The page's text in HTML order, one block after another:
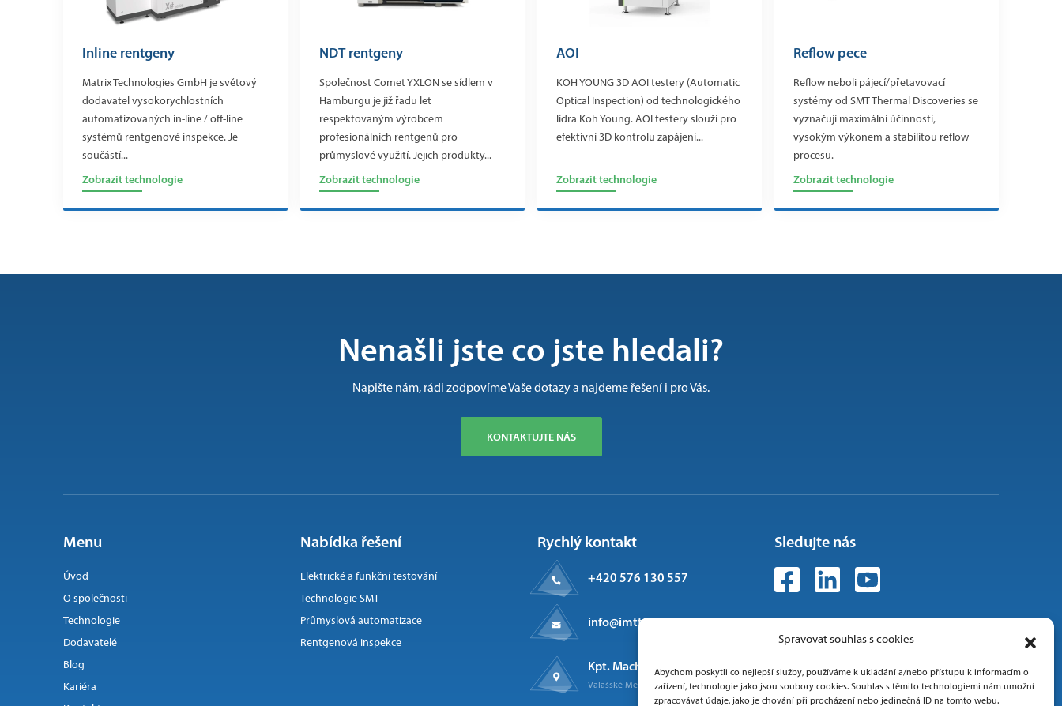
Spravovat souhlas s cookies
Abychom poskytli co nejlepší služby, používáme k ukládání a/nebo přístupu k informacím o
zařízení, technologie jako jsou soubory cookies. Souhlas s těmito technologiemi nám umožní
zpracovávat údaje, jako je chování při procházení nebo jedinečná ID na tomto webu.
Inline rentgeny
Matrix Technologies GmbH je světový
dodavatel vysokorychlostních
automatizovaných in-line / off-line
systémů rentgenové inspekce. Je
součástí...
Zobrazit technologie
NDT rentgeny
Společnost Comet YXLON se sídlem v
Hamburgu je již řadu let
respektovaným výrobcem
profesionálních rentgenů pro
průmyslové využití. Jejich produkty...
Zobrazit technologie
AOI
KOH YOUNG 3D AOI testery (Automatic
Optical Inspection) od technologického
lídra Koh Young. AOI testery slouží pro
efektivní 3D kontrolu zapájení...
Zobrazit technologie
Reflow pece
Reflow neboli pájecí/přetavovací
systémy od SMT Thermal Discoveries se
vyznačují maximální účinností,
vysokým výkonem a stabilitou reflow
procesu.
Zobrazit technologie
Nenašli jste co jste hledali?
Napište nám, rádi zodpovíme Vaše dotazy a najdeme řešení i pro Vás.
KONTAKTUJTE NÁS
Menu
Úvod
O společnosti
Technologie
Dodavatelé
Blog
Kariéra
Nabídka řešení
Elektrické a funkční testování
Technologie SMT
Průmyslová automatizace
Rentgenová inspekce
Rychlý kontakt
+420 576 130 557
info@imtts.cz
Kpt. Macha 1371
Valašské Meziříčí, 757 01
Sledujte nás